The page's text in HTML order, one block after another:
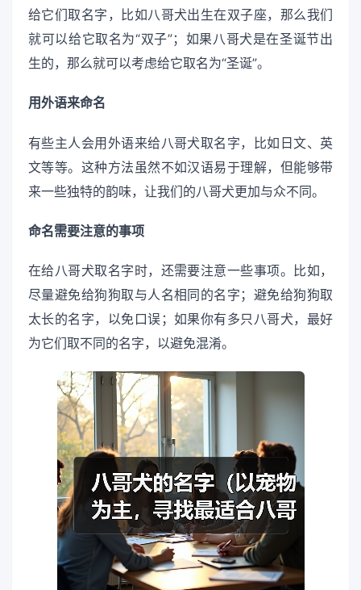
给它们取名字，比如八哥犬出生在双子座，那么我们
就可以给它取名为“双子”；如果八哥犬是在圣诞节出
生的，那么就可以考虑给它取名为“圣诞”。
用外语来命名
有些主人会用外语来给八哥犬取名字，比如日文、英
文等等。这种方法虽然不如汉语易于理解，但能够带
来一些独特的韵味，让我们的八哥犬更加与众不同。
命名需要注意的事项
在给八哥犬取名字时，还需要注意一些事项。比如，
尽量避免给狗狗取与人名相同的名字；避免给狗狗取
太长的名字，以免口误；如果你有多只八哥犬，最好
为它们取不同的名字，以避免混淆。